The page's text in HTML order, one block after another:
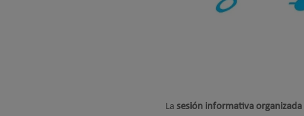
La sesión informativa organizada